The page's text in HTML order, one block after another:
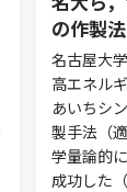
の作製
名古屋大
高エネル
あいちシ
製手法（
学量論的
成功した